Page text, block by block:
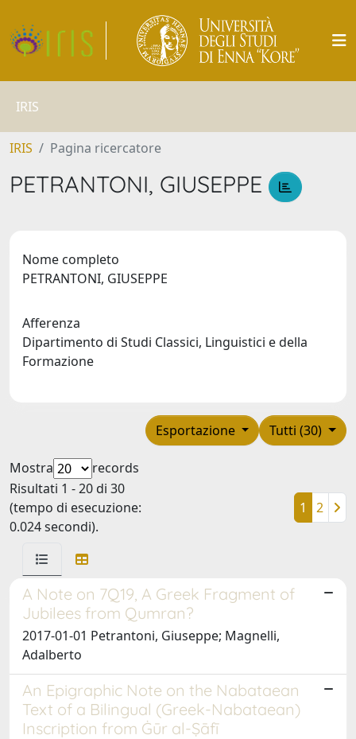
IRIS
IRIS Pagina ricercatore
PETRANTONI, GIUSEPPE
Nome completo
PETRANTONI, GIUSEPPE
Afferenza
Dipartimento di Studi Classici, Linguistici e della
Formazione
Tutti (30)
Esportazione
Mostra
records
Risultati 1 - 20 di 30
(tempo di esecuzione:
0.024 secondi).
1 2
A Note on 7Q19, A Greek Fragment of
Jubilees from Qumran?
2017-01-01 Petrantoni, Giuseppe; Magnelli,
Adalberto
An Epigraphic Note on the Nabataean
Text of a Bilingual (Greek-Nabataean)
Inscription from Ġūr al-Ṣāfī